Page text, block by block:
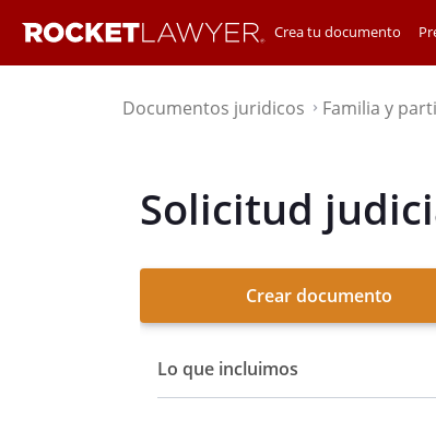
Crea tu documento
Documentos juridicos⌃ Familia y
Solicitud
Crear documento
Lo que incluimos